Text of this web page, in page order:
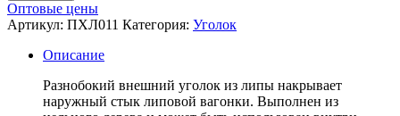
Оптовые цены
Артикул: ПХЛ011 Категория: Уголок
Описание
Разнобокий внешний уголок из липы накрывает
наружный стык липовой вагонки. Выполнен из